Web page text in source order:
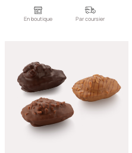
En boutique Par coursier